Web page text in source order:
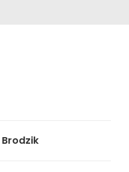
Brodzik